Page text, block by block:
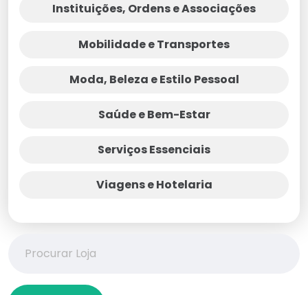
Instituições, Ordens e Associações
Mobilidade e Transportes
Moda, Beleza e Estilo Pessoal
Saúde e Bem-Estar
Serviços Essenciais
Viagens e Hotelaria